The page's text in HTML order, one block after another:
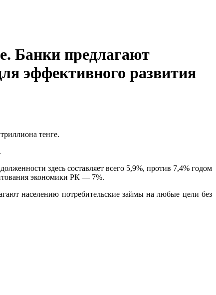
Банки предлагают
эффективного развития
тенге.
здесь составляет всего 5,9%, против 7,4% годом
экономики РК — 7%.
населению потребительские займы на любые цели без